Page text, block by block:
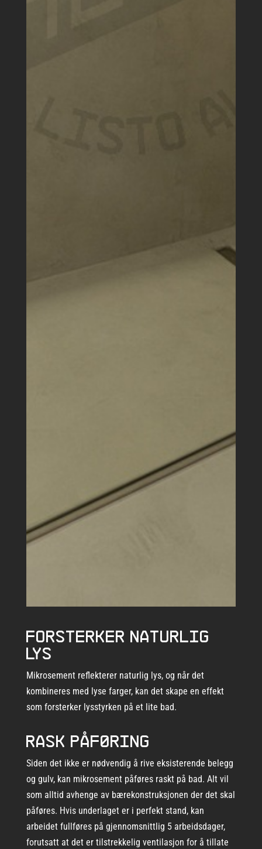
Forsterker naturlig
lys
Mikrosement reflekterer naturlig lys, og når det
kombineres med lyse farger, kan det skape en effekt
som forsterker lysstyrken på et lite bad.
Rask påføring
Siden det ikke er nødvendig å rive eksisterende belegg
og gulv, kan mikrosement påføres raskt på bad. Alt vil
som alltid avhenge av bærekonstruksjonen der det skal
påføres. Hvis underlaget er i perfekt stand, kan
arbeidet fullføres på gjennomsnittlig 5 arbeidsdager,
forutsatt at det er tilstrekkelig ventilasjon for å tillate